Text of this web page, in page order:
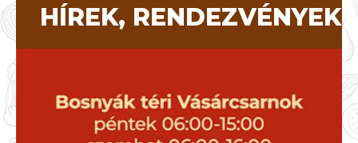
HÍREK, RENDEZVÉNYEK